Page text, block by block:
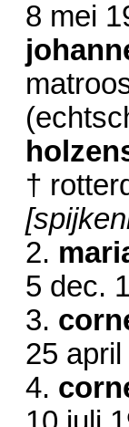
8 mei
†
2.
5 dec.
3.
25
4.